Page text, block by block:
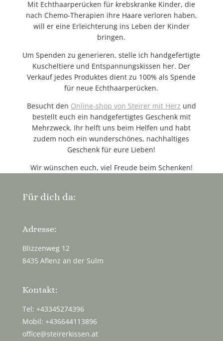
Mit Echthaarperücken für krebskranke Kinder, die
nach Chemo-Therapien ihre Haare verloren haben,
will er eine Erleichterung ins Leben der Kinder
bringen.
Um Spenden zu generieren, stelle ich handgefertigte
Kuscheltiere und Entspannungskissen her. Der
Verkauf jedes Produktes dient zu 100% als Spende
für neue Echthaarperücken.
Besucht den Online-shop von Steirer mit Herz und
bestellt euch ein handgefertigtes Geschenk mit
Mehrzweck. Ihr helft uns beim Helfen und habt
zudem noch ein wunderschönes, nachhaltiges
Geschenk für eure Lieben!
Wir wünschen euch, viel Freude beim Schenken!
Für dich da:
Adresse:
Blizzenweg 12
8435 Aflenz an der Sulm
Kontakt:
Tel: +43345274396
Mobil: +436644113896
office@steirerkissen.at